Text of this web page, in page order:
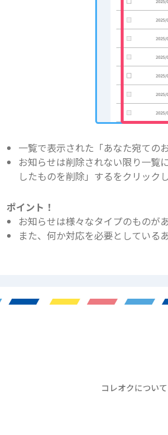
一覧で表示された「あなた宛ての
お知らせは削除されない限り一覧
したものを削除」するをクリック
ポイント！
お知らせは様々なタイプのものが
また、何か対応を必要としている
コレオクについて